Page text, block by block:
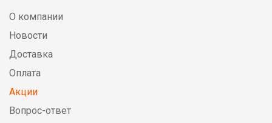
О компании
Новости
Доставка
Оплата
Акции
Вопрос-ответ